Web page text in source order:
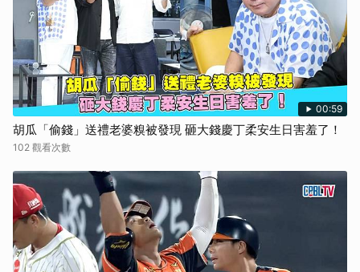
00:59
胡瓜「偷錢」送禮老婆糗被發現 砸大錢慶丁柔安生日害羞了！
102 觀看次數